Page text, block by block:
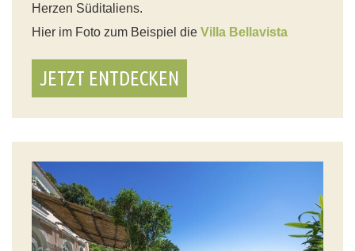
Herzen Süditaliens.
Hier im Foto zum Beispiel die Villa Bellavista
JETZT ENTDECKEN